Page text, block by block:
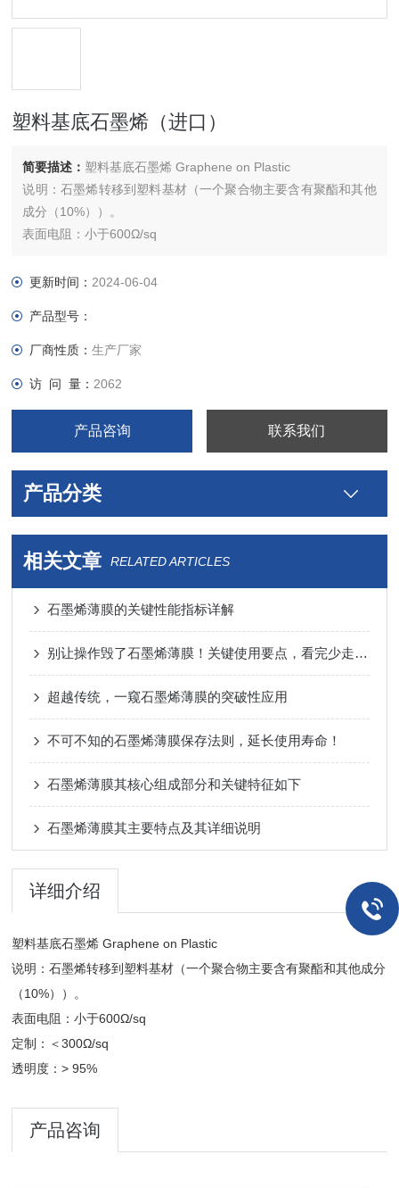
塑料基底石墨烯（进口）
简要描述： 塑料基底石墨烯 Graphene on Plastic
说明：石墨烯转移到塑料基材（一个聚合物主要含有聚酯和其他
成分（10%））。
表面电阻：小于600Ω/sq
透明度：> 95%
更新时间： 2024-06-04
产品型号：
厂商性质：生产厂家
访 问 量： 2062
产品咨询 联系我们
产品分类
相关文章 RELATED ARTICLES
石墨烯薄膜的关键性能指标详解
别让操作毁了石墨烯薄膜！关键使用要点，看完少走弯路
超越传统，一窥石墨烯薄膜的突破性应用
不可不知的石墨烯薄膜保存法则，延长使用寿命！
石墨烯薄膜其核心组成部分和关键特征如下
石墨烯薄膜其主要特点及其详细说明
详细介绍
塑料基底石墨烯 Graphene on Plastic
说明：石墨烯转移到塑料基材（一个聚合物主要含有聚酯和其他成分
（10%））。
表面电阻：小于600Ω/sq
定制：＜300Ω/sq
透明度：> 95%
产品咨询